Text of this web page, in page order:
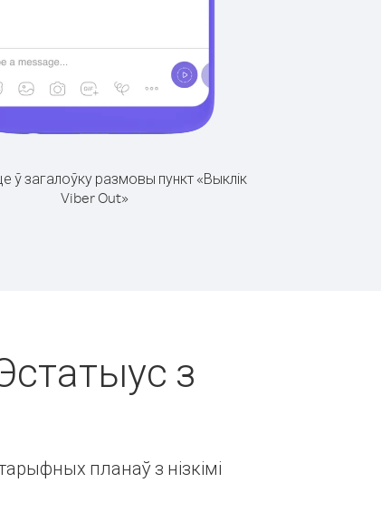
ў загалоўку размовы пункт «Выклік
Viber Out»
з
планаў з нізкімі